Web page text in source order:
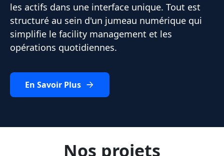
les actifs dans une interface unique. Tout est
structuré au sein d'un jumeau numérique qui
simplifie le facility management et les
opérations quotidiennes.
En Savoir Plus
Nos projets